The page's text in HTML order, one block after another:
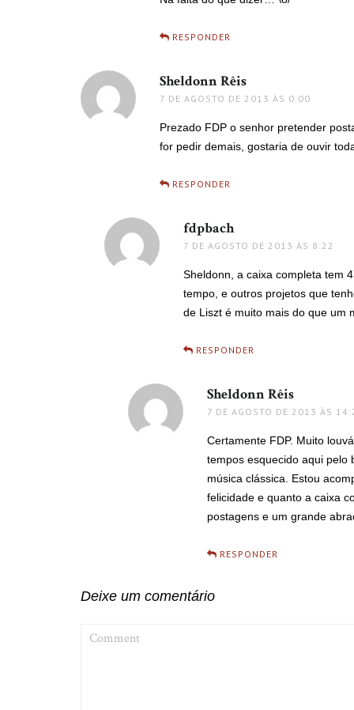
RESPONDER
Sheldonn Rêis
7 DE AGOSTO DE 2013 ÀS 0:00
Prezado FDP o senhor pretender
for pedir demais, gostaria de ouvir
RESPONDER
fdpbachdisse:
7 DE AGOSTO DE 2013 ÀS 8:22
Sheldonn, a caixa completa tem
tempo, e outros projetos que
de Liszt é muito mais do que um
RESPONDER
Sheldonn Rêis
7 DE AGOSTO DE 2013 ÀS
Certamente FDP. Muito
tempos esquecido aqui pelo
música clássica. Estou
felicidade e quanto a caixa
postagens e um grande
RESPONDER
Deixe um comentário